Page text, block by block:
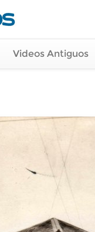
Videos Antiguos